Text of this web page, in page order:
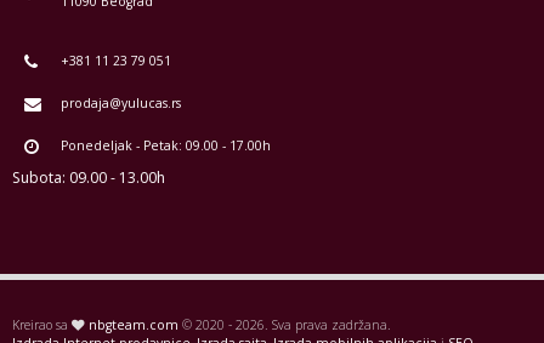
+381 11 23 79 051
prodaja@yulucas.rs
Ponedeljak - Petak: 09.00 - 17.00h
Subota: 09.00 - 13.00h
Kreirao sa nbgteam.com © 2020 - 2026. Sva prava zadržana.